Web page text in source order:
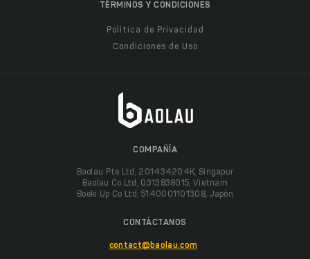
TÉRMINOS Y CONDICIONES
Política de Privacidad
Condiciones de Uso
COMPAÑÍA
Baolau Pte Ltd, 201434204K, Singapur
Baolau Co Ltd, 0313838015, Vietnam
Boeki Up Co Ltd, 5140001101308, Japón
CONTÁCTANOS
contact@baolau.com